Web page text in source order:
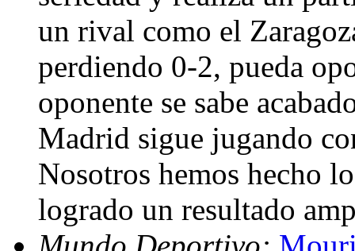
un rival como el
perdiendo 0-2, pueda
oponente se sabe
Madrid sigue jugando
Nosotros hemos hecho
logrado un resultado